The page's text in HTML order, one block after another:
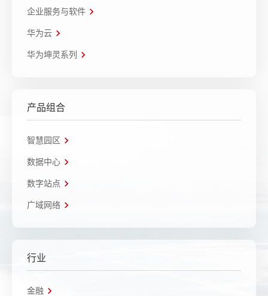
企业服务与软件
华为云
华为坤灵系列
产品组合
智慧园区
数据中心
数字站点
广域网络
行业
金融